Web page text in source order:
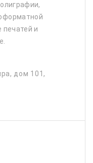
печатей и
дом 101,